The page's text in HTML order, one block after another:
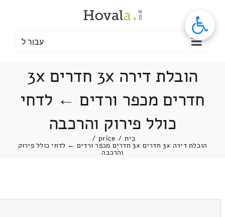
עבור ל
הובלת דירה 3x חדרים 3x
חדרים מכפר ורדים ← לדחי
כולל פירוק והרכבה
בית /
price
/
הובלת דירה 3x חדרים 3x חדרים מכפר ורדים ← לדחי כולל פירוק
והרכבה